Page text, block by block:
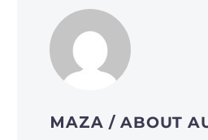
MAZA / ABOUT